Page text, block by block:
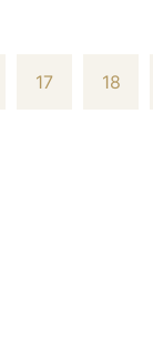
17 18